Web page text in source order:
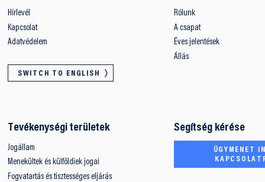
Hírlevél
Kapcsolat
Adatvédelem
SWITCH TO ENGLISH
Rólunk
A csapat
Éves jelentések
Állás
Tevékenységi területek
Jogállam
Menekültek és külföldiek jogai
Fogvatartás és tisztességes eljárás
Segítség kérése
ÜGYMENET